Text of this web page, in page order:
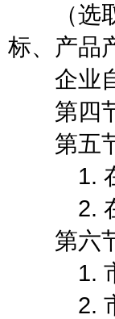
（选取
标、产品
企业自
第四节
第五节
1. 在
2. 在
第六节
1. 市场
2. 市场